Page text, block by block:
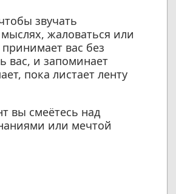
звучать
жаловаться или
вас без
вас, и запоминает
пока листает ленту
вы смеётесь над
или мечтой